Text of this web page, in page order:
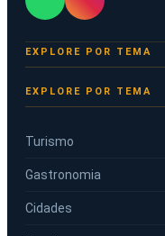
EXPLORE POR TEMA
Turismo
Gastronomia
Cidades